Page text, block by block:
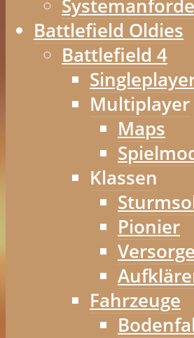
Battlefield Oldies
Battlefield 4
Multiplayer
Maps
Klassen
Pionier
Fahrzeuge